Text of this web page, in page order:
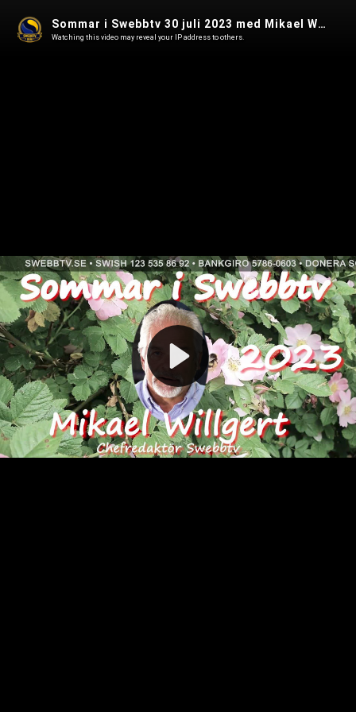
Play
Video
Sommar i Swebbtv 30 juli 2023 med Mikael Willgert, chefredaktör för Swebbtv
Watching this video may reveal your IP address to others.